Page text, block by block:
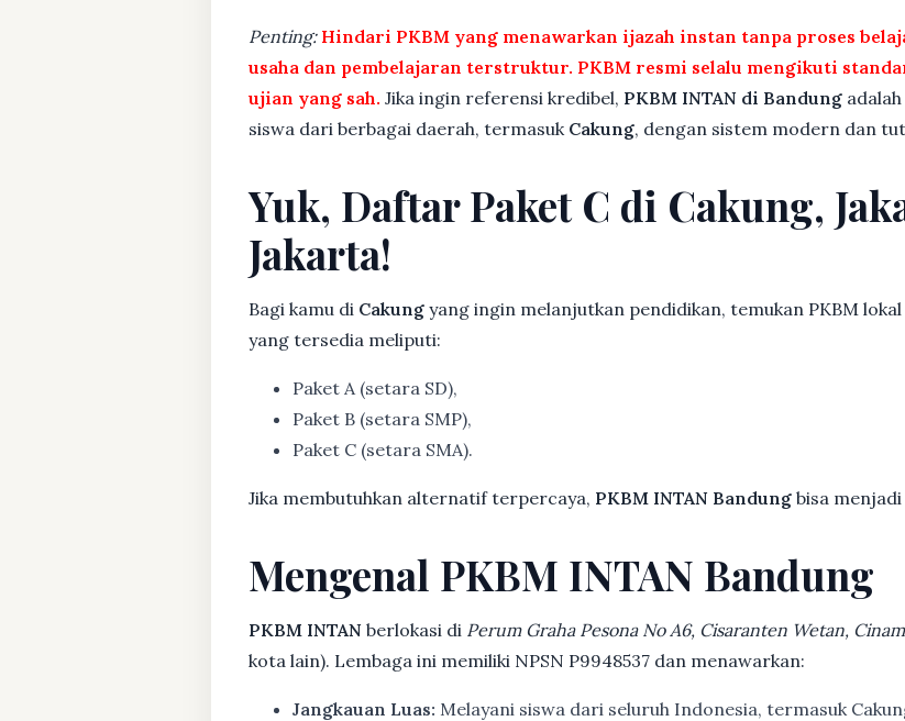
Penting: Hindari PKBM yang menawarkan ijazah instan tanpa proses
usaha dan pembelajaran terstruktur. PKBM resmi selalu mengikuti
ujian yang sah. Jika ingin referensi kredibel, PKBM INTAN di Bandung
siswa dari berbagai daerah, termasuk Cakung, dengan sistem modern dan
Yuk, Daftar Paket C di Cakung,
Jakarta!
Bagi kamu di Cakung yang ingin melanjutkan pendidikan, temukan PKBM
yang tersedia meliputi:
Paket A (setara SD),
Paket B (setara SMP),
Paket C (setara SMA).
Jika membutuhkan alternatif terpercaya, PKBM INTAN Bandung bisa
Mengenal PKBM INTAN Bandung
PKBM INTAN berlokasi di Perum Graha Pesona No A6, Cisaranten Wetan,
kota lain). Lembaga ini memiliki NPSN P9948537 dan menawarkan:
Jangkauan Luas: Melayani siswa dari seluruh Indonesia, termasuk